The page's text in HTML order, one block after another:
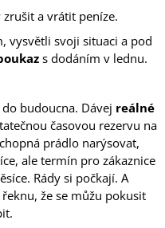
a vrátit peníze.
vysvětli svoji situaci a pod
s dodáním v lednu.
budoucna. Dávej reálné
časovou rezervu na
prádlo narýsovat,
ale termín pro zákaznice
Rády si počkají. A
že se můžu pokusit